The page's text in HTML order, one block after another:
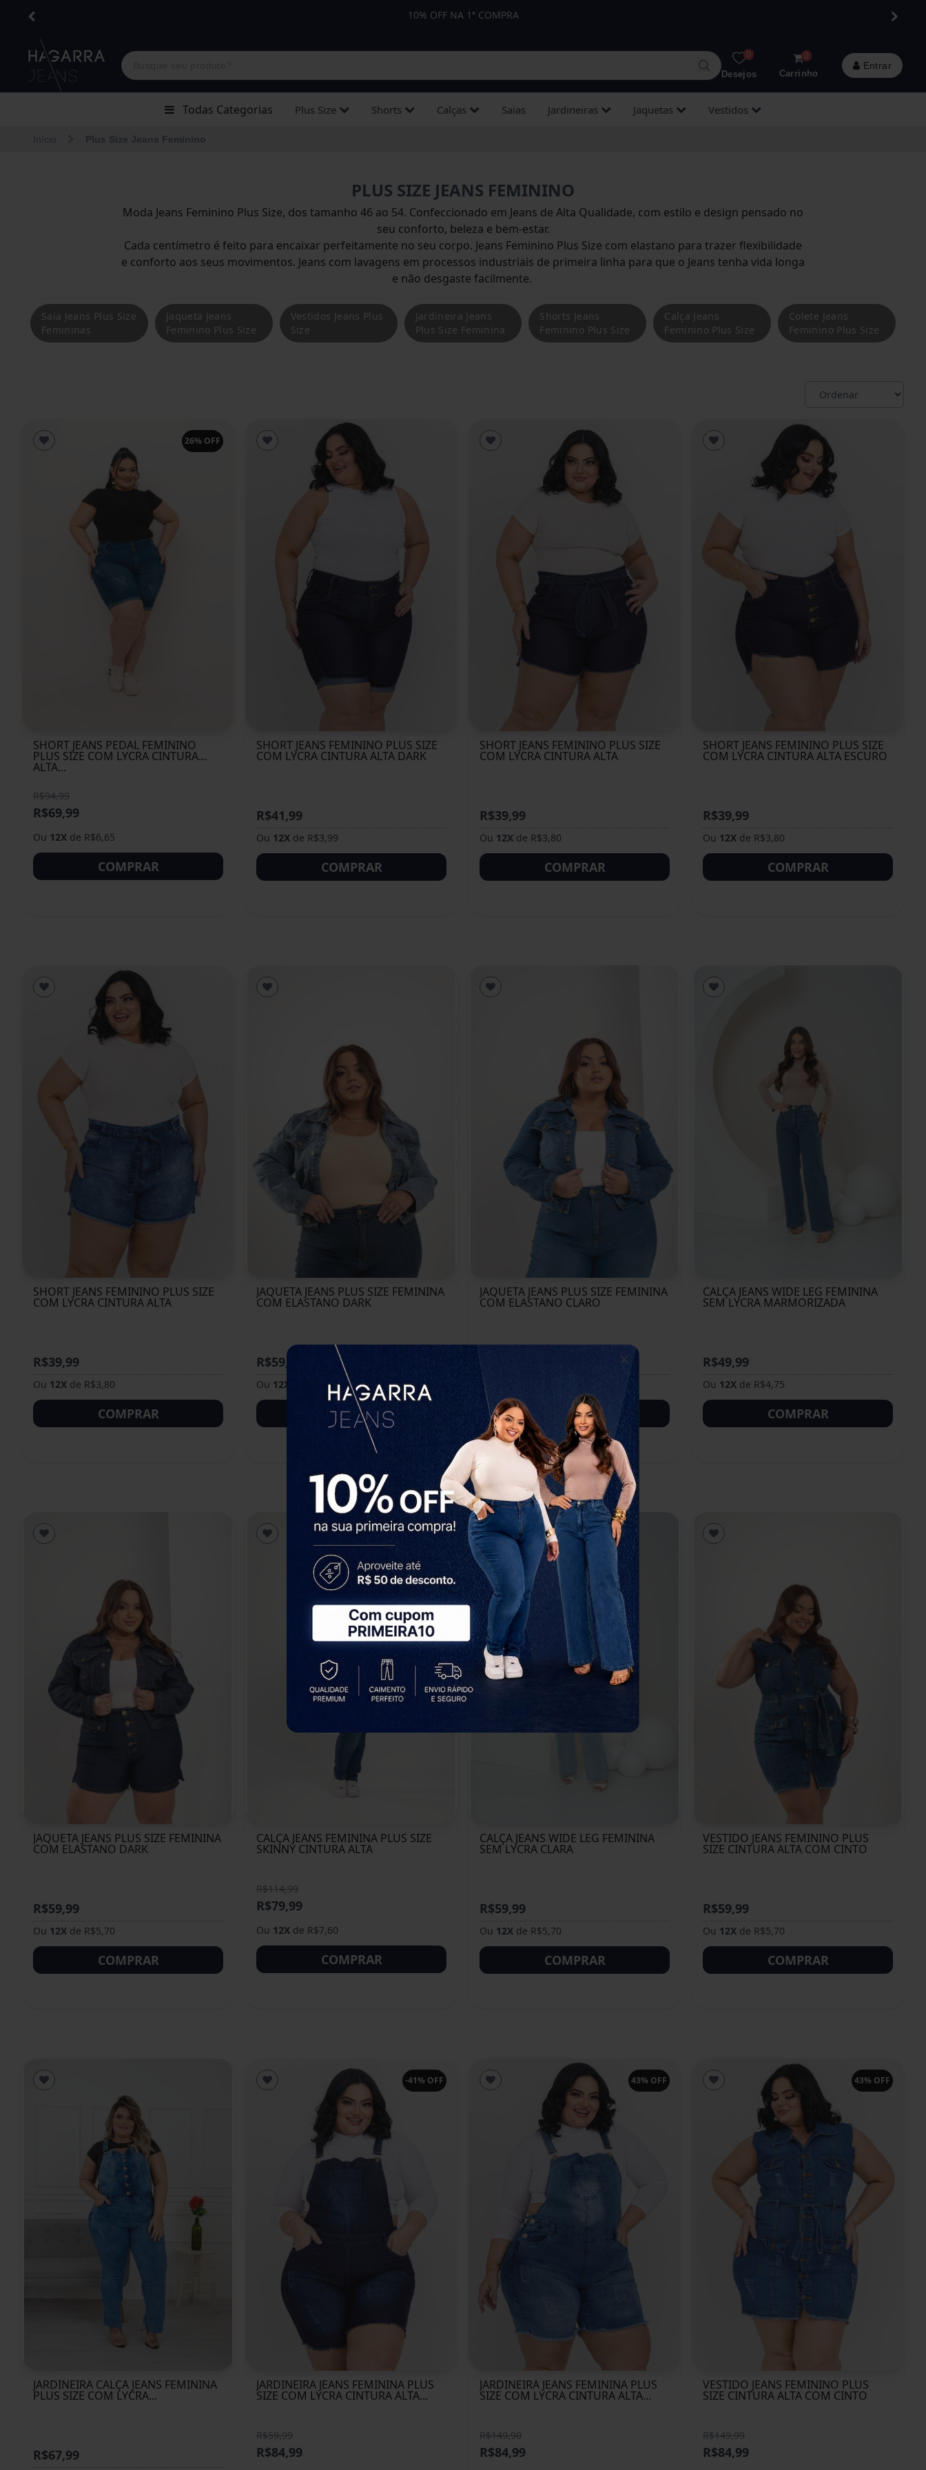
×
ATÉ R$ 50 DE DESCONTO!
0
Desejos
0
Carrinho
Entrar
Todas Categorias
Plus Size
Calça
Jardineiras Jaquetas
Slim
Vestidos
Plus Size
Jardineira/macacão
Shorts
Shorts
Calças
Saias
Jardineiras
Jaquetas
Vestidos
Início Plus Size Jeans Feminino
PLUS SIZE JEANS FEMININO
Moda Jeans Feminino Plus Size, dos tamanho 46 ao 54. Confeccionado em Jeans de Alta Qualidade, com estilo e design pensado no
seu conforto, beleza e bem-estar.
Cada centímetro é feito para encaixar perfeitamente no seu corpo. Jeans Feminino Plus Size com elastano para trazer flexibilidade
e conforto aos seus movimentos. Jeans com lavagens em processos industriais de primeira linha para que o Jeans tenha vida longa
e não desgaste facilmente.
Saia Jeans Plus Size
Femininas
Jaqueta Jeans
Feminino Plus Size
Vestidos Jeans Plus
Size
Jardineira Jeans
Plus Size Feminina
Shorts Jeans
Feminino Plus Size
Calça Jeans
Feminino Plus Size
Colete Jeans
Feminino Plus Size
26% OFF
SHORT JEANS PEDAL FEMININO
PLUS SIZE COM LYCRA CINTURA
ALTA...
R$94,99
R$69,99
Ou 12X de R$6,65
COMPRAR
SHORT JEANS FEMININO PLUS SIZE
COM LYCRA CINTURA ALTA DARK
R$41,99
Ou 12X de R$3,99
COMPRAR
SHORT JEANS FEMININO PLUS SIZE
COM LYCRA CINTURA ALTA
R$39,99
Ou 12X de R$3,80
COMPRAR
SHORT JEANS FEMININO PLUS SIZE
COM LYCRA CINTURA ALTA ESCURO
R$39,99
Ou 12X de R$3,80
COMPRAR
SHORT JEANS FEMININO PLUS SIZE
COM LYCRA CINTURA ALTA
R$39,99
Ou 12X de R$3,80
COMPRAR
JAQUETA JEANS PLUS SIZE FEMININA
COM ELASTANO DARK
R$59,99
Ou 12X de R$5,70
COMPRAR
JAQUETA JEANS PLUS SIZE FEMININA
COM ELASTANO CLARO
Ou
COMPRAR
CALÇA JEANS WIDE LEG FEMININA
SEM LYCRA MARMORIZADA
R$49,99
Ou 12X de R$4,75
COMPRAR
JAQUETA JEANS PLUS SIZE FEMININA
COM ELASTANO DARK
R$59,99
Ou 12X de R$5,70
COMPRAR
30% OFF
CALÇA JEANS FEMININA PLUS SIZE
SKINNY CINTURA ALTA
R$114,99
R$79,99
Ou 12X de R$7,60
COMPRAR
CALÇA JEANS WIDE LEG FEMININA
SEM LYCRA CLARA
R$59,99
Ou 12X de R$5,70
COMPRAR
VESTIDO JEANS FEMININO PLUS
SIZE CINTURA ALTA COM CINTO
R$59,99
Ou 12X de R$5,70
COMPRAR
JARDINEIRA CALÇA JEANS FEMININA
PLUS SIZE COM LYCRA...
R$67,99
-41% OFF
JARDINEIRA JEANS FEMININA PLUS
SIZE COM LYCRA CINTURA ALTA...
R$59,99
R$84,99
43% OFF
JARDINEIRA JEANS FEMININA PLUS
SIZE COM LYCRA CINTURA ALTA...
R$149,90
R$84,99
43% OFF
VESTIDO JEANS FEMININO PLUS
SIZE CINTURA ALTA COM CINTO
R$149,99
R$84,99